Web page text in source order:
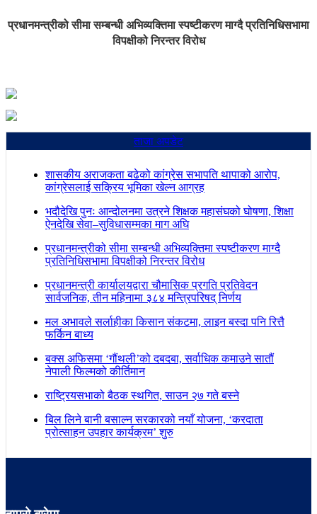
प्रधानमन्त्रीको सीमा सम्बन्धी अभिव्यक्तिमा स्पष्टीकरण माग्दै प्रतिनिधिसभामा
विपक्षीको निरन्तर विरोध
ताजा अपडेट
शासकीय अराजकता बढेको कांग्रेस सभापति थापाको आरोप,
कांग्रेसलाई सक्रिय भूमिका खेल्न आग्रह
भदौदेखि पुनः आन्दोलनमा उत्रने शिक्षक महासंघको घोषणा, शिक्षा
ऐनदेखि सेवा–सुविधासम्मका माग अघि
प्रधानमन्त्रीको सीमा सम्बन्धी अभिव्यक्तिमा स्पष्टीकरण माग्दै
प्रतिनिधिसभामा विपक्षीको निरन्तर विरोध
प्रधानमन्त्री कार्यालयद्वारा चौमासिक प्रगति प्रतिवेदन
सार्वजनिक, तीन महिनामा ३८४ मन्त्रिपरिषद् निर्णय
मल अभावले सर्लाहीका किसान संकटमा, लाइन बस्दा पनि रित्तै
फर्किन बाध्य
बक्स अफिसमा ‘गौंथली’को दबदबा, सर्वाधिक कमाउने सातौं
नेपाली फिल्मको कीर्तिमान
राष्ट्रियसभाको बैठक स्थगित, साउन २७ गते बस्ने
बिल लिने बानी बसाल्न सरकारको नयाँ योजना, ‘करदाता
प्रोत्साहन उपहार कार्यक्रम’ शुरु